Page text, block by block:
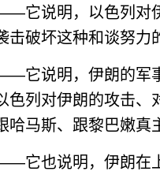
说明，以色列对伊
击破坏这种和谈努力
说明，伊朗的军事
色列对伊朗的攻击、
哈马斯、跟黎巴嫩真
也说明，伊朗在上